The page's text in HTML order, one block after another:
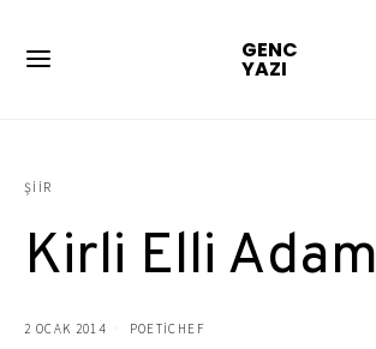
GENC
YAZI
ŞIIR
Kirli Elli Adam
2 OCAK 2014 POETICHEF